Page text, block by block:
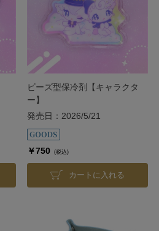
ビーズ型保冷剤【キャラクタ
ー】
発売日：2026/5/21
￥750 (税込)
カートに入れる